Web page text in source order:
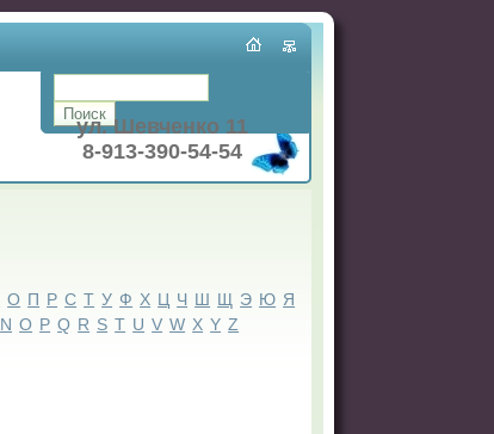
ул. Шевченко 11
8-913-390-54-54
О П Р С Т У Ф Х Ц Ч Ш Щ Э Ю Я
N O P Q R S T U V W X Y Z